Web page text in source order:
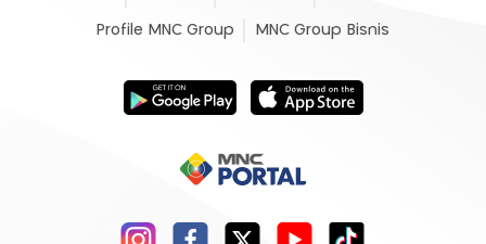
Profile MNC Group MNC Group Bisnis